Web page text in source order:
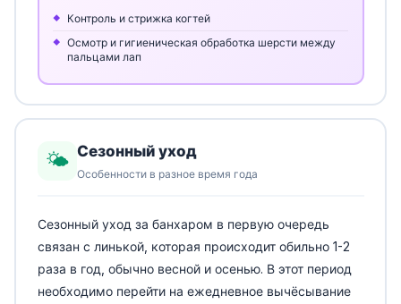
Контроль и стрижка когтей
Осмотр и гигиеническая обработка шерсти между
пальцами лап
🌤️ Сезонный уход
Особенности в разное время года
Сезонный уход за банхаром в первую очередь
связан с линькой, которая происходит обильно 1-2
раза в год, обычно весной и осенью. В этот период
необходимо перейти на ежедневное вычёсывание